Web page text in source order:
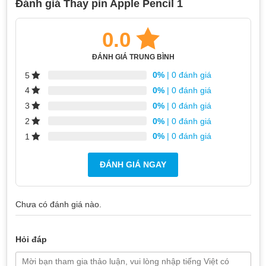
Apple Pencil có thể sạc nhưng dung lượng pin không tăng,
hoặc luôn hiển thị 0% – 1%
So sánh chi phí thay pin Apple Pencil
với mua mới
Nếu bạn đang băn khoăn không biết nên thay pin cho Apple
sau có thể giúp bạn hiểu hơn về cả hai phương án này và cân
nhắc lựa chọn tốt nhất cho mình:
Tiêu
Đánh giá Thay pin Apple Pencil 1
0.0
ĐÁNH GIÁ TRUNG BÌNH
5 0%| 0 đánh giá
4
0%| 0 đánh giá
3
0%| 0 đánh giá
2
0%| 0 đánh giá
1
0%| 0 đánh giá
ĐÁNH GIÁ NGAY
Chưa có đánh giá nào.
Hỏi đáp